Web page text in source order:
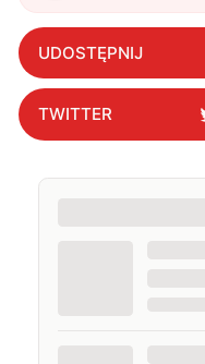
UDOSTĘPNIJ
TWITTER